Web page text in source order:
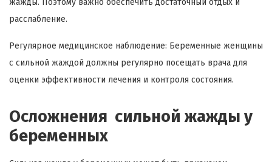
расслабление.
Регулярное медицинское наблюдение: Беременные женщины
с сильной жаждой должны регулярно посещать врача для
оценки эффективности лечения и контроля состояния.
Осложнения сильной жажды у
беременных